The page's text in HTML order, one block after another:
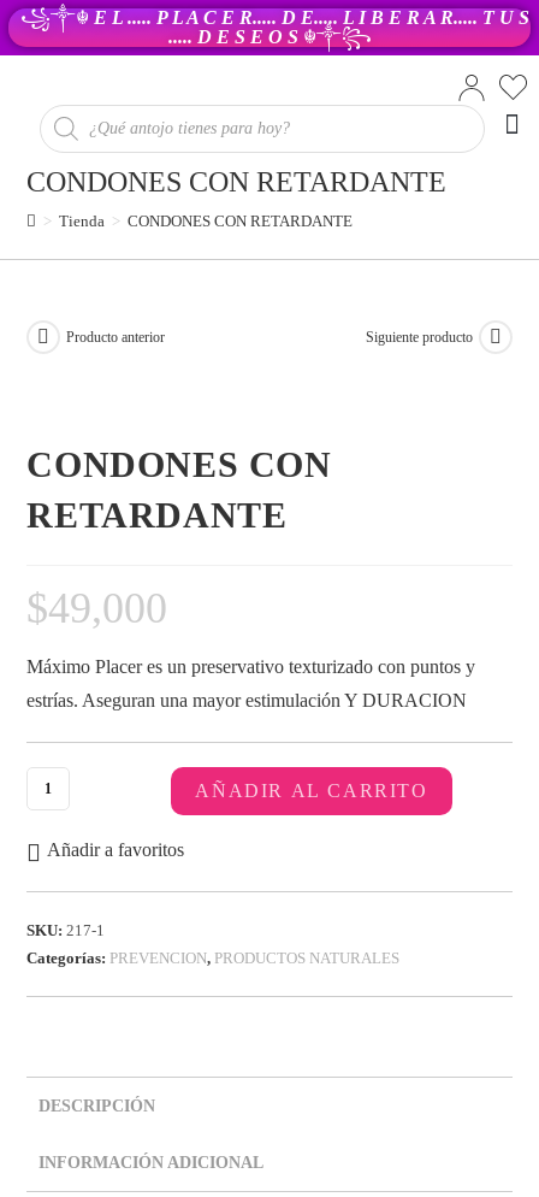
꧁༒☬E L ..... P L A C E R..... D E..... L I B E R A R..... T U S
..... D E S E O S ☬༒꧂
CONDONES CON RETARDANTE
> Tienda > CONDONES CON RETARDANTE
Producto anterior Siguiente producto
CONDONES CON
RETARDANTE
$49,000
Máximo Placer es un preservativo texturizado con puntos y
estrías. Aseguran una mayor estimulación Y DURACION
AÑADIR AL CARRITO
Añadir a favoritos
SKU:217-1
Categorías: PREVENCION, PRODUCTOS NATURALES
DESCRIPCIÓN
INFORMACIÓN ADICIONAL